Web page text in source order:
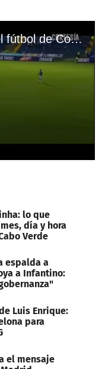
Escalofriante fractura en el fútbol de Costa Rica
lo que
día y hora
Verde
espalda a
a Infantino:
Luis Enrique:
para
el mensaje